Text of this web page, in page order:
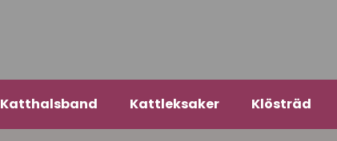
Katthalsband Kattleksaker Klösträd